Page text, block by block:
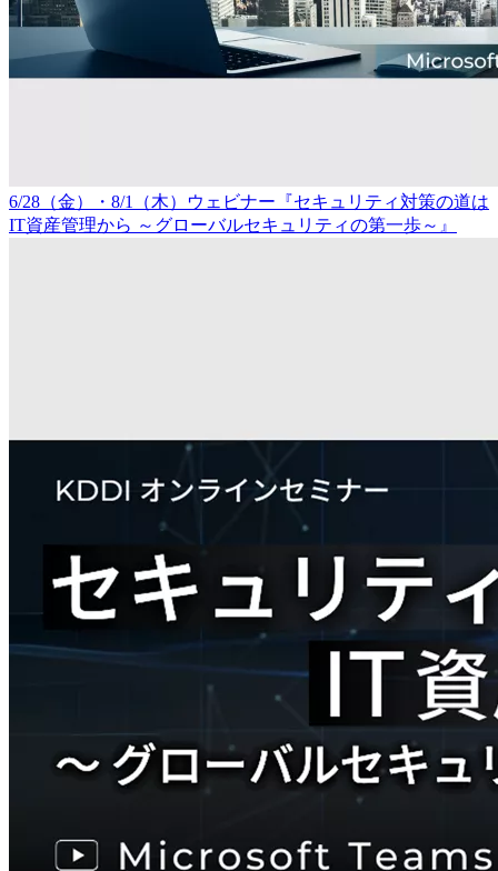
6/28（金）・8/1（木）ウェビナー『セキュリティ対策の道は
IT資産管理から ～グローバルセキュリティの第一歩～』